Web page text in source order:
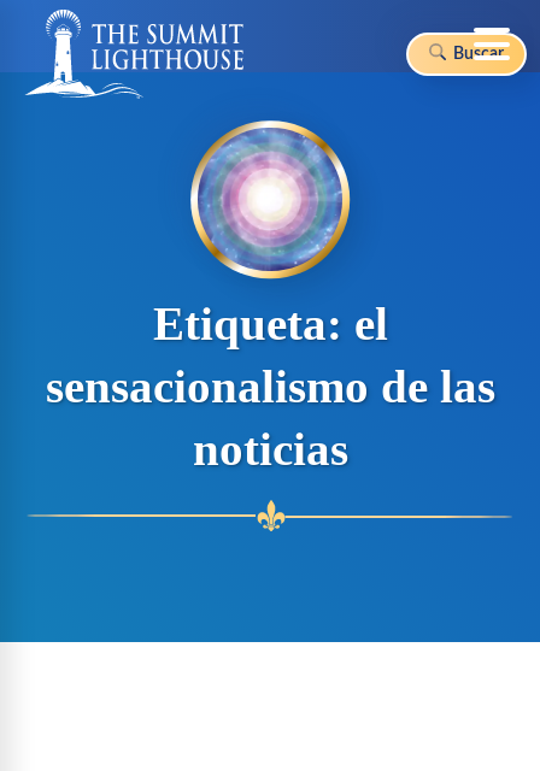
Buscar
Etiqueta: el
sensacionalismo de las
noticias